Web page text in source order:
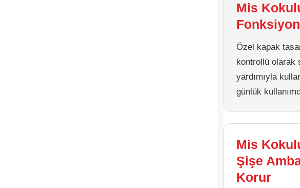
Mis
Özel kapak
kontrollü olarak
yardımıyla
günlük
Mis
Şişe
Korur